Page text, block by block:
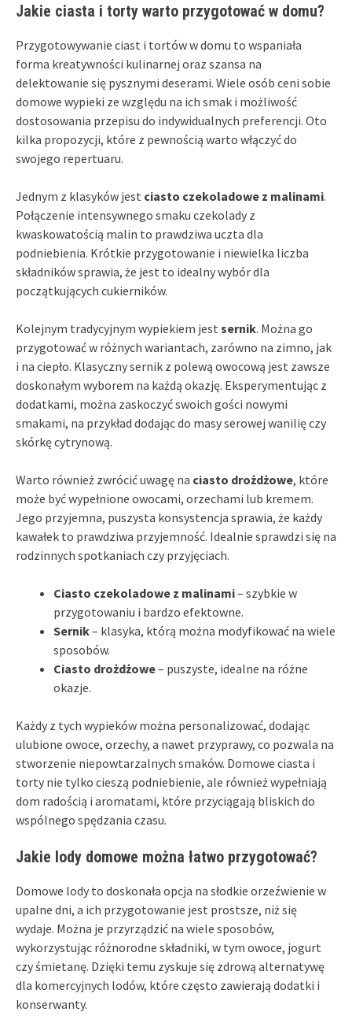
Jakie ciasta i torty warto przygotować w domu?
Przygotowywanie ciast i tortów w domu to wspaniała
forma kreatywności kulinarnej oraz szansa na
delektowanie się pysznymi deserami. Wiele osób ceni sobie
domowe wypieki ze względu na ich smak i możliwość
dostosowania przepisu do indywidualnych preferencji. Oto
kilka propozycji, które z pewnością warto włączyć do
swojego repertuaru.
Jednym z klasyków jest ciasto czekoladowe z malinami.
Połączenie intensywnego smaku czekolady z
kwaskowatością malin to prawdziwa uczta dla
podniebienia. Krótkie przygotowanie i niewielka liczba
składników sprawia, że jest to idealny wybór dla
początkujących cukierników.
Kolejnym tradycyjnym wypiekiem jest sernik. Można go
przygotować w różnych wariantach, zarówno na zimno, jak
i na ciepło. Klasyczny sernik z polewą owocową jest zawsze
doskonałym wyborem na każdą okazję. Eksperymentując z
dodatkami, można zaskoczyć swoich gości nowymi
smakami, na przykład dodając do masy serowej wanilię czy
skórkę cytrynową.
Warto również zwrócić uwagę na ciasto drożdżowe, które
może być wypełnione owocami, orzechami lub kremem.
Jego przyjemna, puszysta konsystencja sprawia, że każdy
kawałek to prawdziwa przyjemność. Idealnie sprawdzi się na
rodzinnych spotkaniach czy przyjęciach.
Ciasto czekoladowe z malinami– szybkie w
przygotowaniu i bardzo efektowne.
Sernik– klasyka, którą można modyfikować na wiele
sposobów.
Ciasto drożdżowe– puszyste, idealne na różne
okazje.
Każdy z tych wypieków można personalizować, dodając
ulubione owoce, orzechy, a nawet przyprawy, co pozwala na
stworzenie niepowtarzalnych smaków. Domowe ciasta i
torty nie tylko cieszą podniebienie, ale również wypełniają
dom radością i aromatami, które przyciągają bliskich do
wspólnego spędzania czasu.
Jakie lody domowe można łatwo przygotować?
Domowe lody to doskonała opcja na słodkie orzeźwienie w
upalne dni, a ich przygotowanie jest prostsze, niż się
wydaje. Można je przyrządzić na wiele sposobów,
wykorzystując różnorodne składniki, w tym owoce, jogurt
czy śmietanę. Dzięki temu zyskuje się zdrową alternatywę
dla komercyjnych lodów, które często zawierają dodatki i
konserwanty.